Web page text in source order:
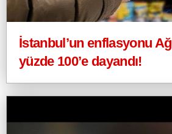
İstanbul’un enflasyonu
yüzde 100’e dayandı!